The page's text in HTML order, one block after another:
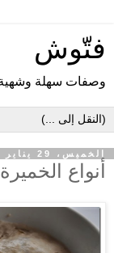
فتّوش
وصفات سهلة
الخميس، 29 يناير 2015
أنواع